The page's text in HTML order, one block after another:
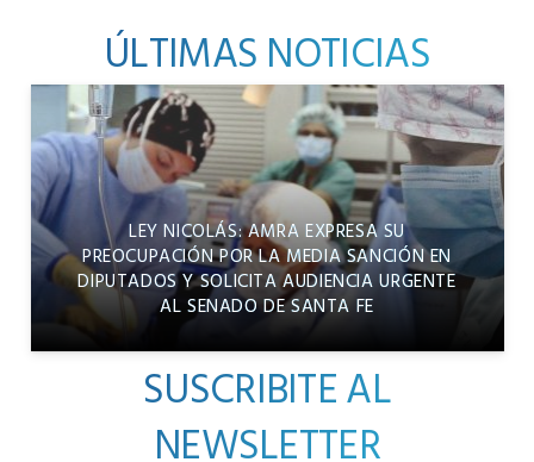
ÚLTIMAS NOTICIAS
LEY NICOLÁS: AMRA EXPRESA SU
PREOCUPACIÓN POR LA MEDIA SANCIÓN EN
DIPUTADOS Y SOLICITA AUDIENCIA URGENTE
AL SENADO DE SANTA FE
SUSCRIBITE AL
NEWSLETTER